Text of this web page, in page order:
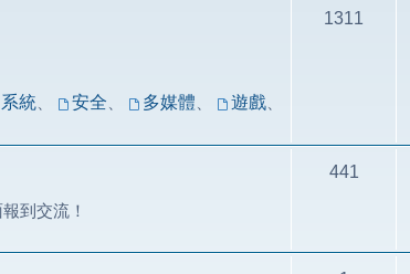
系統、 安全、 多媒體、 遊戲、
1311
到交流！
441